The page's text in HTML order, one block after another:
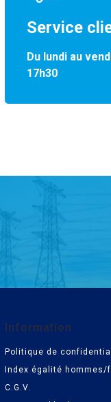
Service
Du lundi au
17h30
Information
Politique de
Index égalité hommes/
C.G.V.